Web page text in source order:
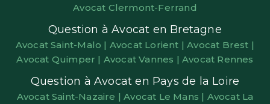
Avocat Clermont-Ferrand
Question à Avocat en Bretagne
Avocat Saint-Malo | Avocat Lorient |Avocat Brest |
Avocat Quimper | Avocat Vannes | Avocat Rennes
Question à Avocat en Pays de la Loire
Avocat Saint-Nazaire |Avocat Le Mans | Avocat La